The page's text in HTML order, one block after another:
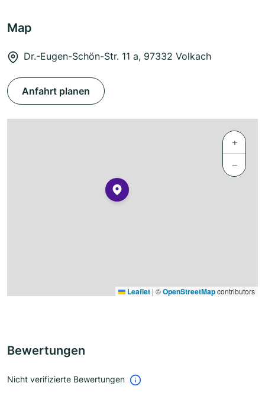
Map
Dr.-Eugen-Schön-Str. 11 a, 97332 Volkach
Anfahrt planen
+
−
Leaflet | ©OpenStreetMapcontributors
Bewertungen
Nicht verifizierte Bewertungen